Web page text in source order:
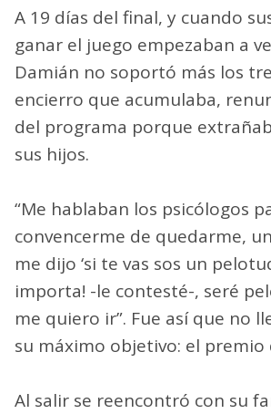
A 19 días del final, y cuando
ganar el juego empezaban a
Damián no soportó más los
encierro que acumulaba,
del programa porque
sus hijos.
“Me hablaban los psicólogos
convencerme de quedarme,
me dijo ‘si te vas sos un
importa! -le contesté-, seré
me quiero ir”. Fue así que no
su máximo objetivo: el premio
Al salir se reencontró con su